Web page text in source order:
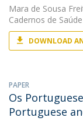
Mara de Sousa
Cadernos de Saúde
DOWNLOAD
PAPER
Os
Portuguese